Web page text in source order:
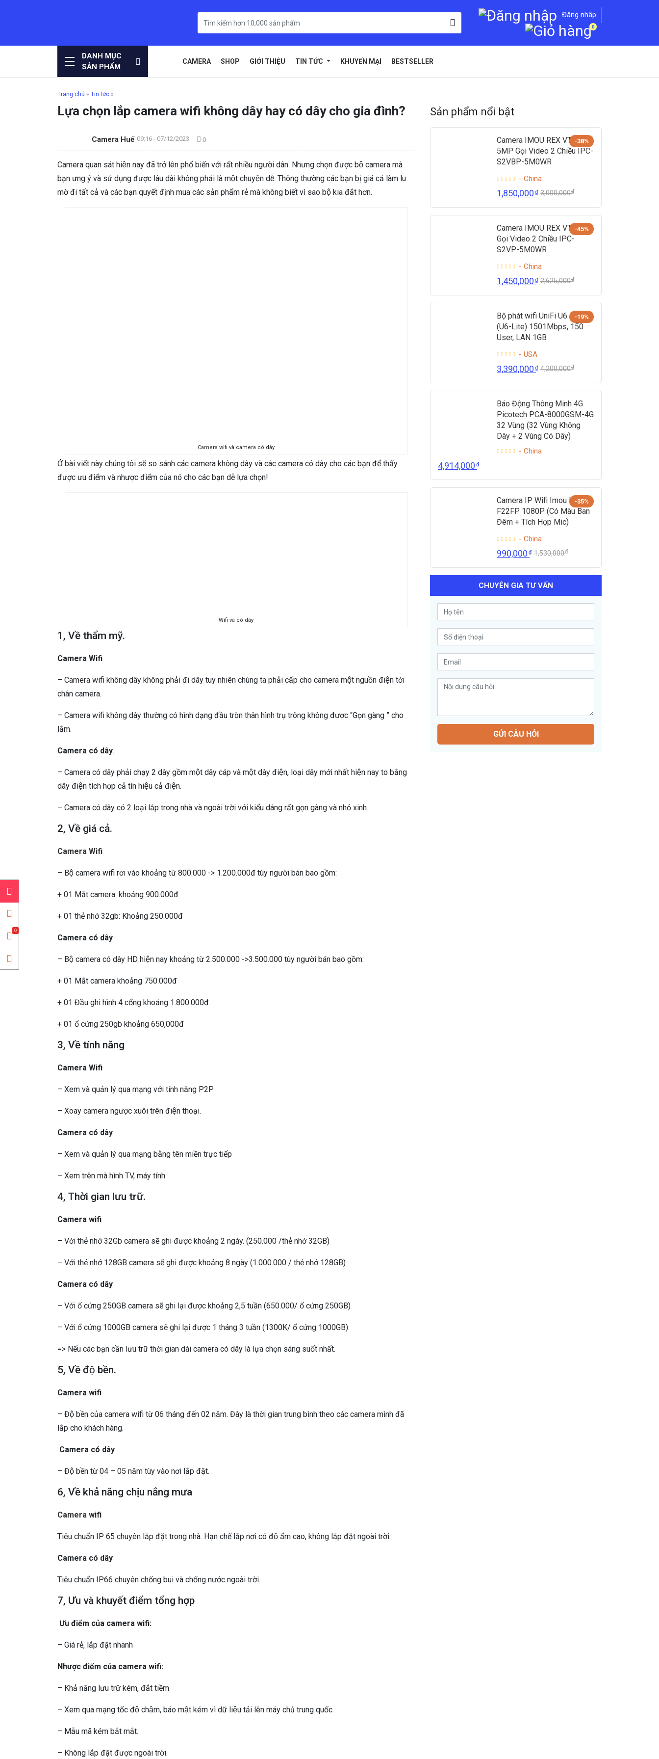
Đăng nhập
0
DANH MỤC
SẢN PHẨM
CAMERA SHOP GIỚI THIỆU TIN TỨC KHUYẾN MẠI BESTSELLER
Trang chủ » Tin tức »
Lựa chọn lắp camera wifi không dây hay có dây cho gia đình?
Camera Huế 09:16 - 07/12/2023 0
Camera quan sát hiện nay đã trở lên phổ biến với rất nhiều người dân. Nhưng chọn được bộ camera mà
bạn ưng ý và sử dụng được lâu dài không phải là một chuyện dễ. Thông thường các bạn bị giá cả làm lu
mờ đi tất cả và các bạn quyết định mua các sản phẩm rẻ mà không biết vì sao bộ kia đắt hơn.
Camera wifi và camera có dây
Ở bài viết này chúng tôi sẽ so sánh các camera không dây và các camera có dây cho các bạn để thấy
được ưu điểm và nhược điểm của nó cho các bạn dễ lựa chọn!
Wifi và có dây
1, Về thẩm mỹ.
Camera Wifi
– Camera wifi không dây không phải đi dây tuy nhiên chúng ta phải cấp cho camera một nguồn điện tới
chân camera.
– Camera wifi không dây thường có hình dạng đầu tròn thân hình trụ trông không được “Gọn gàng ” cho
lắm.
Camera có dây.
– Camera có dây phải chạy 2 dây gồm một dây cáp và một dây điện, loại dây mới nhất hiện nay to bằng
dây điện tích hợp cả tín hiệu cả điện.
– Camera có dây có 2 loại lắp trong nhà và ngoài trời với kiểu dáng rất gọn gàng và nhỏ xinh.
2, Về giá cả.
Camera Wifi
– Bộ camera wifi rơi vào khoảng từ 800.000 -> 1.200.000đ tùy người bán bao gồm:
+ 01 Mắt camera: khoảng 900.000đ
+ 01 thẻ nhớ 32gb: Khoảng 250.000đ
Camera có dây
– Bộ camera có dây HD hiện nay khoảng từ 2.500.000 ->3.500.000 tùy người bán bao gồm:
+ 01 Mắt camera khoảng 750.000đ
+ 01 Đầu ghi hình 4 cổng khoảng 1.800.000đ
+ 01 ổ cứng 250gb khoảng 650,000đ
3, Về tính năng
Camera Wifi
– Xem và quản lý qua mạng với tính năng P2P
– Xoay camera ngược xuôi trên điện thoại.
Camera có dây
– Xem và quản lý qua mạng bằng tên miền trực tiếp
– Xem trên mà hình TV, máy tính
4, Thời gian lưu trữ.
Camera wifi
– Với thẻ nhớ 32Gb camera sẽ ghi được khoảng 2 ngày. (250.000 /thẻ nhớ 32GB)
– Với thẻ nhớ 128GB camera sẽ ghi được khoảng 8 ngày (1.000.000 / thẻ nhớ 128GB)
Camera có dây
– Với ổ cứng 250GB camera sẽ ghi lại được khoảng 2,5 tuần (650.000/ ổ cứng 250GB)
– Với ổ cứng 1000GB camera sẽ ghi lại được 1 tháng 3 tuần (1300K/ ổ cứng 1000GB)
=> Nếu các bạn cần lưu trữ thời gian dài camera có dây là lựa chọn sáng suốt nhất.
5, Về độ bền.
Camera wifi
– Độ bền của camera wifi từ 06 tháng đến 02 năm. Đây là thời gian trung bình theo các camera mình đã
lắp cho khách hàng.
Camera có dây
– Độ bền từ 04 – 05 năm tùy vào nơi lắp đặt.
6, Về khả năng chịu nắng mưa
Camera wifi
Tiêu chuẩn IP 65 chuyên lắp đặt trong nhà. Hạn chế lắp nơi có độ ẩm cao, không lắp đặt ngoài trời.
Camera có dây
Tiêu chuẩn IP66 chuyên chống bui và chống nước ngoài trời.
7, Ưu và khuyết điểm tổng hợp
Ưu điểm của camera wifi:
– Giá rẻ, lắp đặt nhanh
Nhược điểm của camera wifi:
– Khả năng lưu trữ kém, đắt tiềm
– Xem qua mạng tốc độ chậm, báo mật kém vì dữ liệu tải lên máy chủ trung quốc.
– Mẫu mã kém bắt mắt.
– Không lắp đặt được ngoài trời.
Sản phẩm nổi bật
-38%
Camera IMOU REX VT PRO
5MP Gọi Video 2 Chiều IPC-
S2VBP-5M0WR
- China
1,850,000₫ 3,000,000₫
-45%
Camera IMOU REX VT 3K
Gọi Video 2 Chiều IPC-
S2VP-5M0WR
- China
1,450,000₫ 2,625,000₫
-19%
Bộ phát wifi UniFi U6 Lite
(U6-Lite) 1501Mbps, 150
User, LAN 1GB
- USA
3,390,000₫ 4,200,000₫
Báo Động Thông Minh 4G
Picotech PCA-8000GSM-4G
32 Vùng (32 Vùng Không
Dây + 2 Vùng Có Dây)
- China
4,914,000₫
-35%
Camera IP Wifi Imou IPC-
F22FP 1080P (Có Màu Ban
Đêm + Tích Hợp Mic)
- China
990,000₫ 1,530,000₫
CHUYÊN GIA TƯ VẤN
GỬI CÂU HỎI
0